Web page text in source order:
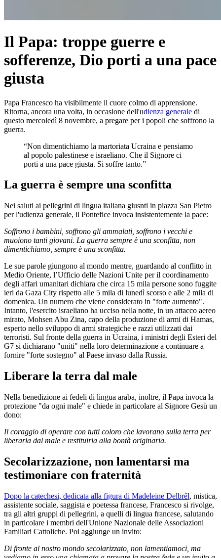
Il Papa: troppe guerre e
sofferenze, Dio porti a una pace
giusta
Papa Francesco ha visibilmente il cuore colmo di apprensione.
Ritorna, ancora una volta, in occasione dell'udienza generale di
questo mercoledì 8 novembre, a pregare per i popoli che soffrono la
guerra.
“Non dimentichiamo la martoriata Ucraina e pensiamo
al popolo palestinese e israeliano. Che il Signore ci
porti a una pace giusta. Si soffre tanto.”
La guerra è sempre una sconfitta
Nei saluti ai pellegrini di lingua italiana giusnti in piazza San Pietro
per l'udienza generale, il Pontefice invoca insistentemente la pace:
Soffrono i bambini, soffrono gli ammalati, soffrono i vecchi e
muoiono tanti giovani. La guerra sempre è una sconfitta, non
dimentichiamo, sempre è una sconfitta.
Le sue parole giungono al mondo mentre, guardando al conflitto in
Medio Oriente, l’Ufficio delle Nazioni Unite per il coordinamento
degli affari umanitari dichiara che circa 15 mila persone sono fuggite
ieri da Gaza City rispetto alle 5 mila di lunedì scorso e alle 2 mila di
domenica. Un numero che viene considerato in "forte aumento".
Intanto, l'esercito israeliano ha ucciso nella notte, in un attacco aereo
mirato, Mohsen Abu Zina, capo della produzione di armi di Hamas,
esperto nello sviluppo di armi strategiche e razzi utilizzati dai
terroristi. Sul fronte della guerra in Ucraina, i ministri degli Esteri del
G7 si dichiarano "uniti" nella loro determinazione a continuare a
fornire "forte sostegno" al Paese invaso dalla Russia.
Liberare la terra dal male
Nella benedizione ai fedeli di lingua araba, inoltre, il Papa invoca la
protezione "da ogni male" e chiede in particolare al Signore Gesù un
dono:
Il coraggio di operare con tutti coloro che lavorano sulla terra per
liberarla dal male e restituirla alla bontà originaria.
Secolarizzazione, non lamentarsi ma
testimoniare con fraternità
Dopo la catechesi, dedicata alla figura di Madeleine Delbrêl, mistica,
assistente sociale, saggista e poetessa francese, Francesco si rivolge,
tra gli altri gruppi di pellegrini, a quelli di lingua francese, salutando
in particolare i membri dell'Unione Nazionale delle Associazioni
Familiari Cattoliche. Poi aggiunge un invito:
Di fronte al nostro mondo secolarizzato, non lamentiamoci, ma